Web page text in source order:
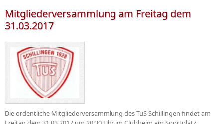
Mitgliederversammlung am Freitag dem
31.03.2017
Die ordentliche Mitgliederversammlung des TuS Schillingen findet am